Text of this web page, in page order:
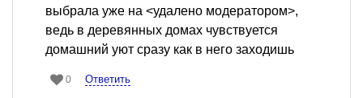
выбрала уже на <удалено модератором>,
ведь в деревянных домах чувствуется
домашний уют сразу как в него заходишь
0 Ответить